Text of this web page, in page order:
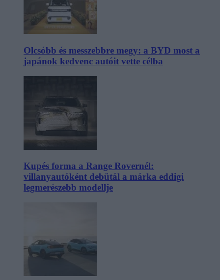
Olcsóbb és messzebbre megy: a BYD most a
japánok kedvenc autóit vette célba
Kupés forma a Range Rovernél:
villanyautóként debütál a márka eddigi
legmerészebb modellje